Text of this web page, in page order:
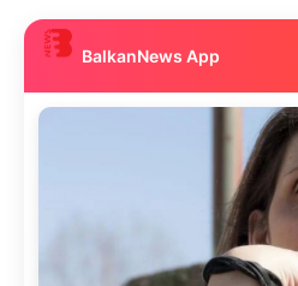
BalkanNews App